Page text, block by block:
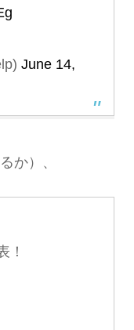
June 14,
か）、
！